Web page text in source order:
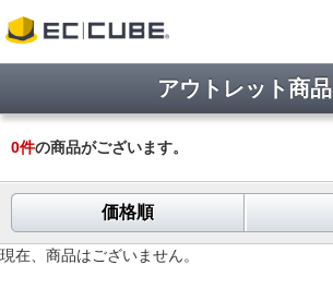
アウトレット商品
0件の商品がございます。
価格順
現在、商品はございません。